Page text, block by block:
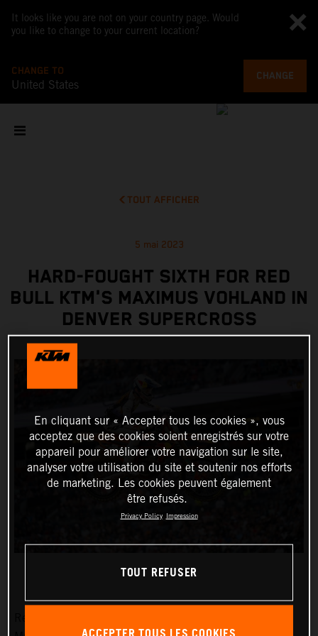
It looks like you are not on your country page. Would
you like to change to your current location?
CHANGE TO
United States
CHANGE
TOUT AFFICHER
5 mai 2023
HARD-FOUGHT SIXTH FOR RED
BULL KTM'S MAXIMUS VOHLAND IN
DENVER SUPERCROSS
En cliquant sur « Accepter tous les cookies », vous
acceptez que des cookies soient enregistrés sur votre
appareil pour améliorer votre navigation sur le site,
analyser votre utilisation du site et soutenir nos efforts
de marketing. Les cookies peuvent également
être refusés.
Privacy Policy Impression
TOUT REFUSER